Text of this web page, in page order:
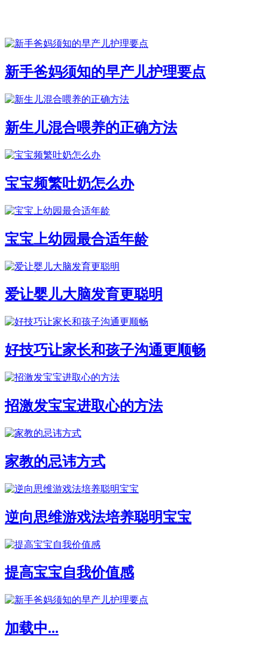
新手爸妈须知的早产儿护理要点
新生儿混合喂养的正确方法
宝宝频繁吐奶怎么办
宝宝上幼园最合适年龄
爱让婴儿大脑发育更聪明
好技巧让家长和孩子沟通更顺畅
招激发宝宝进取心的方法
家教的忌讳方式
逆向思维游戏法培养聪明宝宝
提高宝宝自我价值感
加载中...